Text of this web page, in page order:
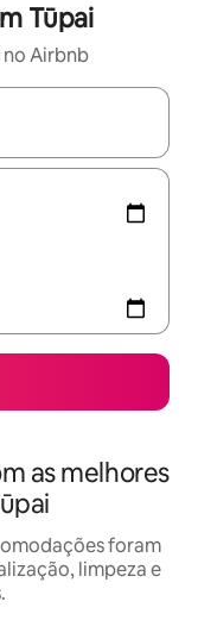
Tūpai
no Airbnb
explore-os
as melhores
foram
limpeza e